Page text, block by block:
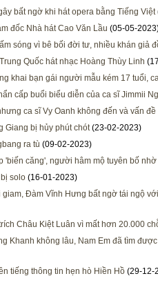
bất ngờ khi hát opera bằng Tiếng Việt
đốc Nhà hát Cao Văn Lầu (05-05-
sóng vì bê bối đời tư, nhiều khán giả
Quốc hát nhạc Hoàng Thùy Linh
khai bạn gái người mẫu kém 17 tuổi,
cấp buổi biểu diễn của ca sĩ Jimmii
ca sĩ Vy Oanh không đến và vấn đề
Giang bị hủy phút chót(23-02-2023)
ra tù (09-02-2023)
'biến căng', người hâm mộ tuyên bố
solo (16-01-2023)
giam, Đàm Vĩnh Hưng bất ngờ tái ngộ
Châu Kiệt Luân vì mất hơn 20.000
Khanh không lâu, Nam Em đã tìm
tiếng thông tin hẹn hò Hiền Hồ (29-12-